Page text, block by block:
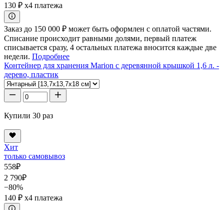
130 ₽ x4 платежа
Заказ до 150 000 ₽ может быть оформлен с оплатой частями.
Списание происходит равными долями, первый платеж
списывается сразу, 4 остальных платежа вносится каждые две
недели. Подробнее
Контейнер для хранения Marion с деревянной крышкой 1,6 л. -
дерево, пластик
Купили 30 раз
Хит
только самовывоз
558₽
2 790₽
−80%
140 ₽ x4 платежа